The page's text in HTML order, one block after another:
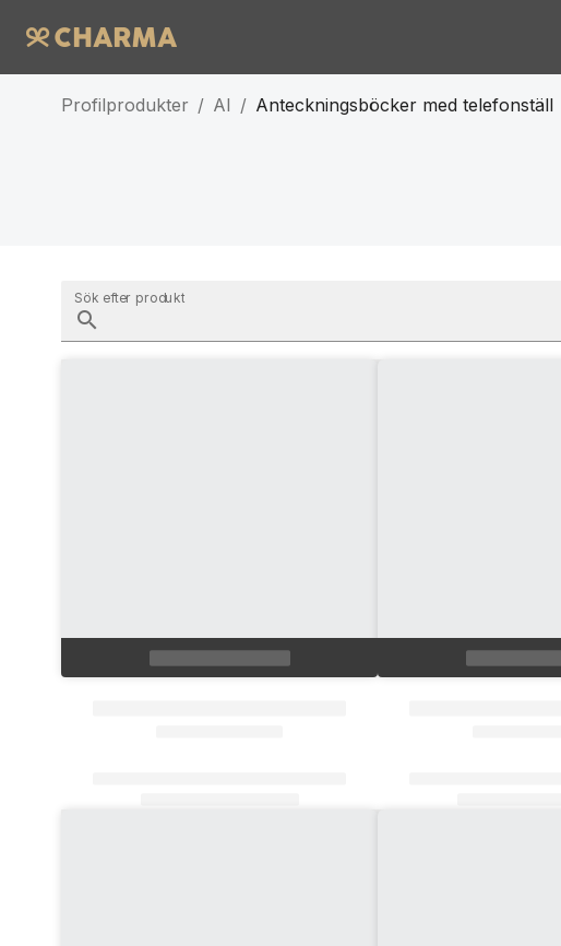
Profilprodukter / AI / Anteckningsböcker med telefonställ
Sök efter produkt